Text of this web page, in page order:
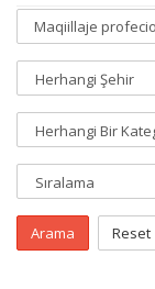
Arama Reset